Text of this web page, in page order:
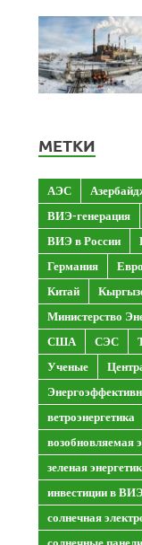
МЕТКИ
АЭС
ВИЭ-генерация
ВИЭ в России
Германия
Китай
Министерство
США
СЭС
Ученые
ветроэнергетика
возобновляемая
зеленая
инвестиции в
солнечная
солнечные панели